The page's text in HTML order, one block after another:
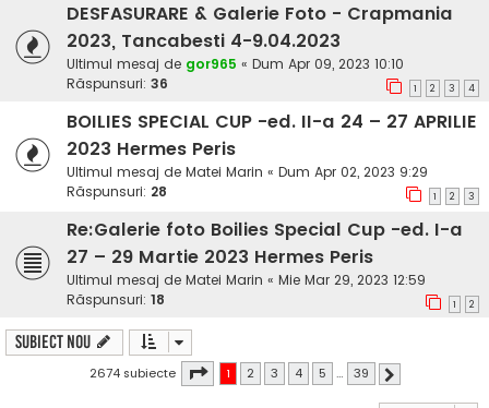
DESFASURARE & Galerie Foto - Crapmania
2023, Tancabesti 4-9.04.2023
Ultimul mesaj de gor965 « Dum Apr 09, 2023 10:10
Răspunsuri: 36 1 2 3 4
BOILIES SPECIAL CUP -ed. II-a 24 – 27 APRILIE
2023 Hermes Peris
Ultimul mesaj de Matei Marin « Dum Apr 02, 2023 9:29
Răspunsuri: 28 1 2 3
Re:Galerie foto Boilies Special Cup -ed. I-a
27 – 29 Martie 2023 Hermes Peris
Ultimul mesaj de Matei Marin « Mie Mar 29, 2023 12:59
Răspunsuri: 18 1 2
Subiect nou
2674 subiecte Pagina din 39
1 2 3 4 5 … 39